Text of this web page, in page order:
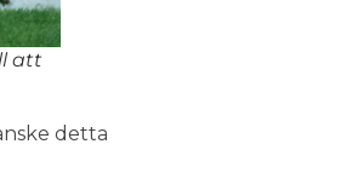
att
detta